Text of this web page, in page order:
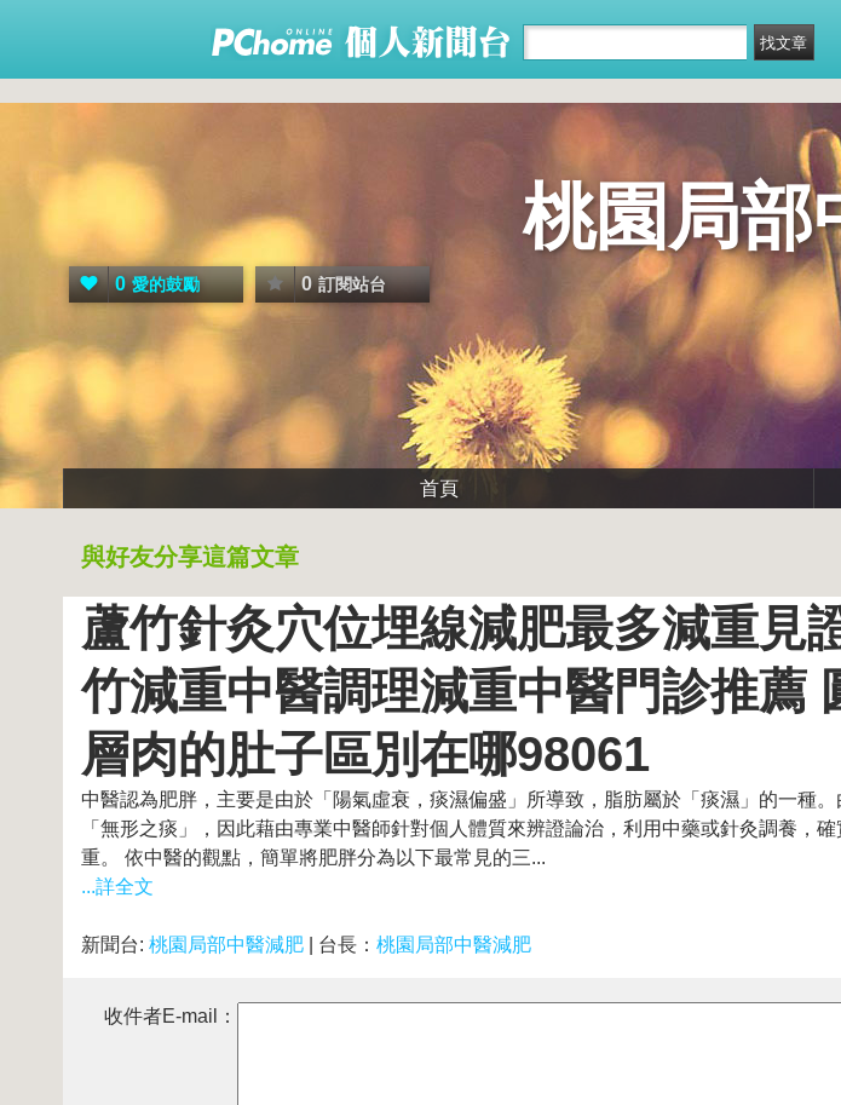
桃園局部
0 愛的鼓勵 0 訂閱站台
首頁
與好友分享這篇文章
蘆竹針灸穴位埋線減肥最多減重見
竹減重中醫調理減重中醫門診推薦
層肉的肚子區別在哪98061
中醫認為肥胖，主要是由於「陽氣虛衰，痰濕偏盛」所導致，脂肪屬於「痰濕」的一種
「無形之痰」，因此藉由專業中醫師針對個人體質來辨證論治，利用中藥或針灸調養，
重。 依中醫的觀點，簡單將肥胖分為以下最常見的三...
...詳全文
新聞台: 桃園局部中醫減肥 | 台長： 桃園局部中醫減肥
收件者E-mail：